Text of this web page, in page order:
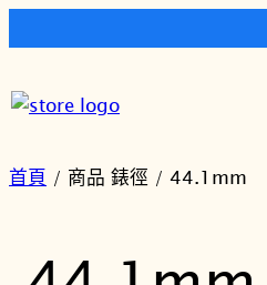
至
內
首頁 / 商品 錶徑 / 44.1mm